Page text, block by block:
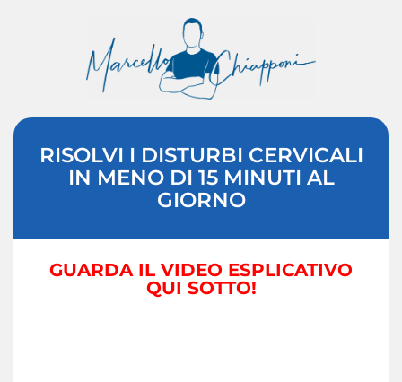
RISOLVI I DISTURBI CERVICALI
IN MENO DI 15 MINUTI AL
GIORNO
GUARDA IL VIDEO ESPLICATIVO
QUI SOTTO!